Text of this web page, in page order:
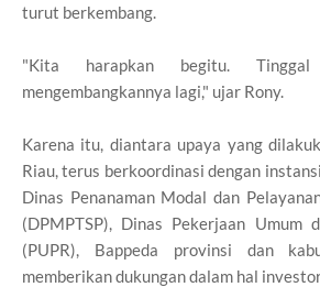
turut berkembang.
"Kita harapkan begitu.
mengembangkannya lagi," ujar Rony.
Karena itu, diantara upaya yang
Riau, terus berkoordinasi dengan
Dinas Penanaman Modal dan
(DPMPTSP), Dinas Pekerjaan Umum
(PUPR), Bappeda provinsi dan
memberikan dukungan dalam hal